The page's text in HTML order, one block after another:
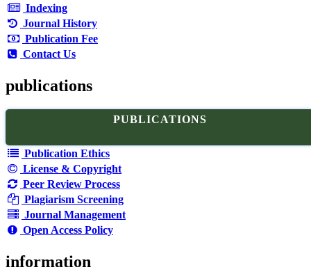
Indexing
Journal History
Publication Fee
Contact Us
publications
PUBLICATIONS
Publication Ethics
License & Copyright
Peer Review Process
Plagiarism Screening
Journal Management
Open Access Policy
information